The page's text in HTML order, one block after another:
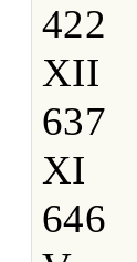
422
XII
637
XI
646